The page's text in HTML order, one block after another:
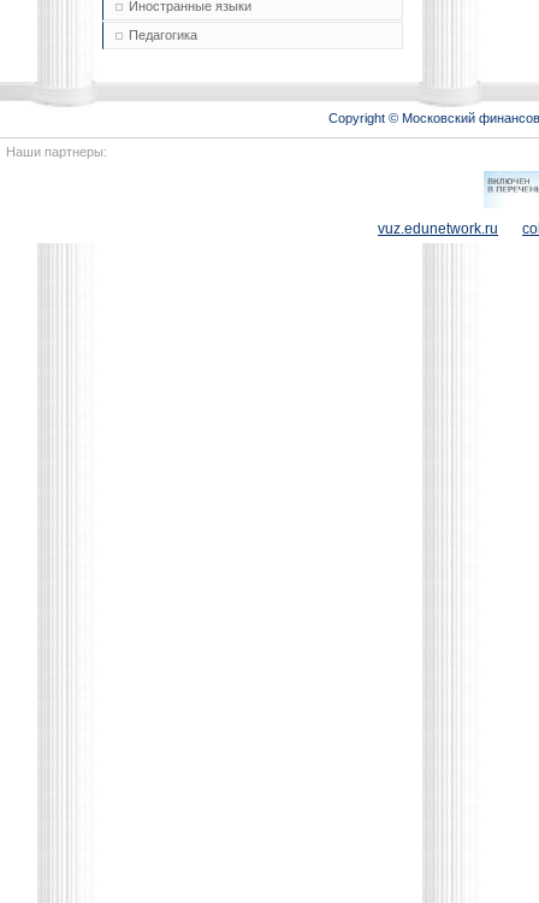
Иностранные языки
Педагогика
Copyright © Московский
Наши партнеры:
vuz.edunetwork.ru